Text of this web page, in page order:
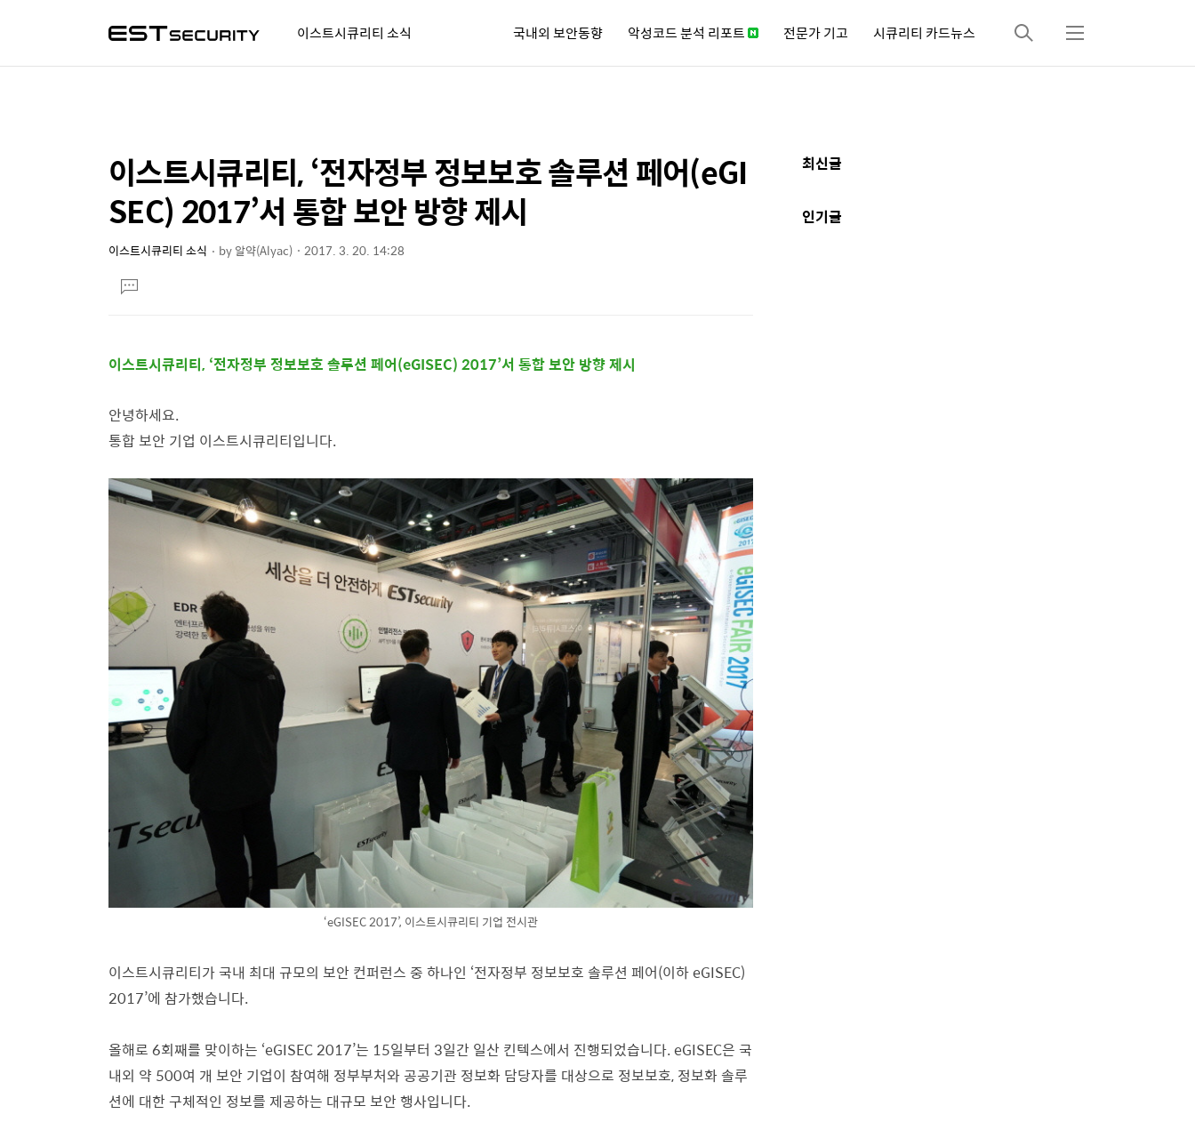
이스트시큐리티 소식 국내외 보안동향 악성코드 분석 리포트 전문가 기고 시큐리티 카드뉴스
검
메
상
컨
텐
본
문
제
이스트시큐리티, ‘전자정부 정보보호 솔루션 페어(eGI
SEC) 2017’서 통합 보안 방향 제시
이스트시큐리티 소식 by알약(Alyac) 2017. 3. 20. 14:28
문댓
글
이스트시큐리티, ‘전자정부 정보보호 솔루션 페어(eGISEC) 2017’서 통합 보안 방향 제시
안녕하세요.
통합 보안 기업 이스트시큐리티입니다.
‘eGISEC 2017’, 이스트시큐리티 기업 전시관
이스트시큐리티가 국내 최대 규모의 보안 컨퍼런스 중 하나인 ‘전자정부 정보보호 솔루션 페어(이하 eGISEC)
2017’에 참가했습니다.
올해로 6회째를 맞이하는 ‘eGISEC 2017’는 15일부터 3일간 일산 킨텍스에서 진행되었습니다. eGISEC은 국
내외 약 500여 개 보안 기업이 참여해 정부부처와 공공기관 정보화 담당자를 대상으로 정보보호, 정보화 솔루
션에 대한 구체적인 정보를 제공하는 대규모 보안 행사입니다.
추
정
최신글
인기글